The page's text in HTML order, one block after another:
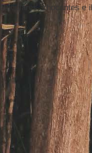
chocantes e